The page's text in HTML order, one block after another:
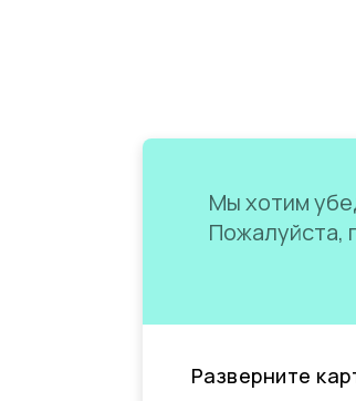
Мы хотим
Пожалуйста,
Разверните